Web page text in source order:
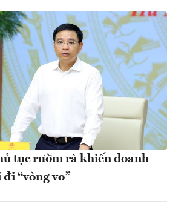
tục rườm rà khiến doanh
“vòng vo”